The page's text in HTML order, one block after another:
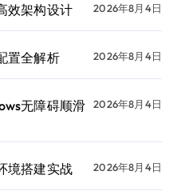
效架构设计 2026年8月4日
置全解析 2026年8月4日
无障碍顺滑
2026年8月4日
境搭建实战 2026年8月4日